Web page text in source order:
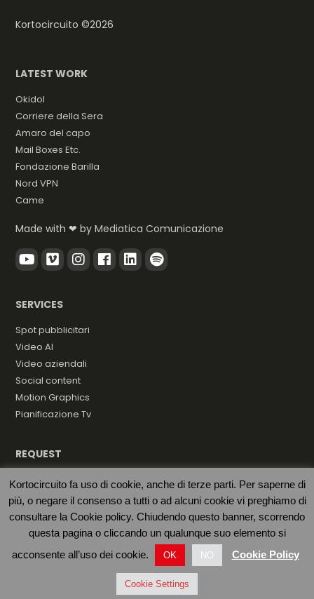
Kortocircuito ©2026
LATEST WORK
Okidol
Corriere della Sera
Amaro del capo
Mail Boxes Etc.
Fondazione Barilla
Nord VPN
Came
Made with ❤ byMediatica Comunicazione
SERVICES
Spot pubblicitari
Video AI
Video aziendali
Social content
Motion Graphics
Pianificazione Tv
REQUEST
Hai bisogno di una produzione video? Contattaci
subito per una consulenza gratuita.
Contact us
Kortocircuito fa uso di cookie, anche di terze parti. Per saperne di
più, o negare il consenso a tutti o ad alcuni cookie vi preghiamo di
consultare la Cookie policy. Chiudendo questo banner, scorrendo
questa pagina o cliccando un qualunque suo elemento si
acconsente all’uso dei cookie.
OK NO Cookie Policy
Cookie Settings